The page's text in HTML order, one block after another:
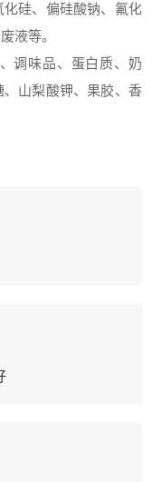
硅、偏硅酸钠、氟化
液等。
调味品、蛋白质、奶
山梨酸钾、果胶、香